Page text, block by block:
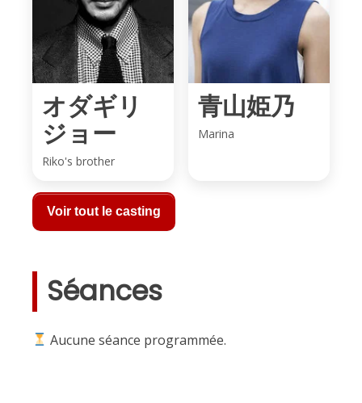
オダギリ
ジョー
Riko's brother
青山姫乃
Marina
Voir tout le casting
Séances
Aucune séance programmée.